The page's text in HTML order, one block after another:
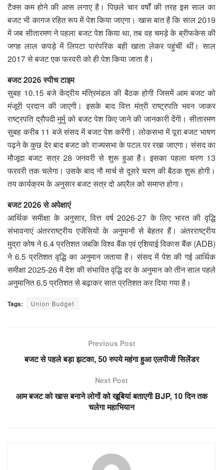
टैक्स कम होने की आस लगाए है। पिछले चार वर्षों की तरह इस साल का
बजट भी कागज रहित रूप में पेश किया जाएगा। खास बात है कि साल 2019
में जब सीतारमण ने पहला बजट पेश किया था, तब वह चमड़े के ब्रीफकेस की
जगह लाल कपड़े में लिपटा पारंपरिक बही खाता लेकर पहुंचीं थीं। साल
2017 से बजट एक फरवरी को ही पेश किया जाता है।
बजट 2026 स्पीच टाइम
सुबह 10.15 बजे केंद्रीय मंत्रिमंडल की बैठक होगी जिसमें आम बजट को
मंजूरी प्रदान की जाएगी। इसके बाद वित्त मंत्री राष्ट्रपति भवन जाकर
राष्ट्रपति द्रौपदी मुर्मु को बजट पेश किए जाने की जानकारी देंगी। सीतारमण
सुबह करीब 11 बजे संसद में बजट पेश करेंगी। लोकसभा में पूरा बजट भाषण
पढ़ने के कुछ देर बाद बजट को राज्यसभा के पटल पर रखा जाएगा। संसद का
मौजूदा बजट सत्र 28 जनवरी से शुरू हुआ है। इसका पहला चरण 13
फरवरी तक चलेगा। उसके बाद नौ मार्च से दूसरे चरण की बैठक शुरू होगी।
तय कार्यक्रम के अनुसार बजट सत्र दो अप्रैल को समाप्त होगा।
बजट 2026 से अपेक्षाएं
आर्थिक समीक्षा के अनुसार, वित्त वर्ष 2026-27 के लिए भारत की वृद्धि
संभावनाएं अंतरराष्ट्रीय एजेंसियों के अनुमानों से बेहतर हैं। अंतरराष्ट्रीय
मुद्रा कोष ने 6.4 प्रतिशत जबकि विश्व बैंक एवं एशियाई विकास बैंक (ADB)
ने 6.5 प्रतिशत वृद्धि का अनुमान जताया है। संसद में पेश की गई आर्थिक
समीक्षा 2025-26 में देश की संभावित वृद्धि दर के अनुमान को तीन साल पहले
अनुमानित 6.5 प्रतिशत से बढ़ाकर सात प्रतिशत कर दिया गया है।
Tags: Union Budget
Previous Post
बजट से पहले बड़ा झटका, 50 रुपये महंगा हुआ एलपीजी सिलेंडर
Next Post
आम बजट को खास बनाने लोगों को खूबियां बताएगी BJP, 10 दिन तक
चलेगा महाभियान